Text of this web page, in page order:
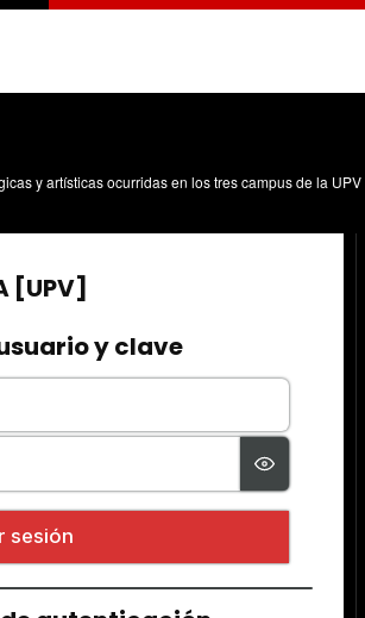
y artísticas ocurridas en los tres campus de la UPV